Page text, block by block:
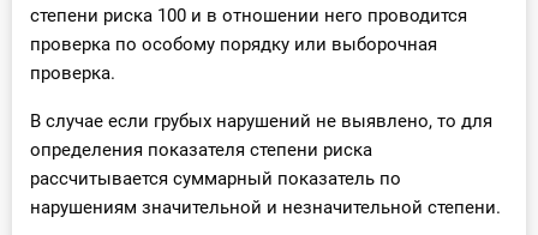
степени риска 100 и в отношении него проводится
проверка по особому порядку или выборочная
проверка.
В случае если грубых нарушений не выявлено, то для
определения показателя степени риска
рассчитывается суммарный показатель по
нарушениям значительной и незначительной степени.